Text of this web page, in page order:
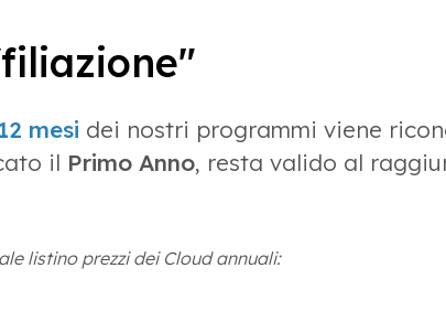
mesi dei nostri programmi viene
il Primo Anno, resta valido al
listino prezzi dei Cloud annuali: